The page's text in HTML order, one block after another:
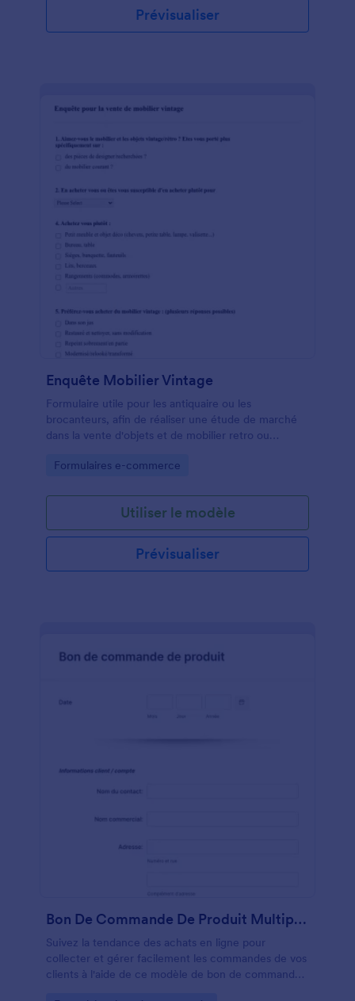
Prévisualiser
Enquête Mobilier Vintage
Formulaire utile pour les antiquaire ou les
brocanteurs, afin de réaliser une étude de marché
dans la vente d'objets et de mobilier retro ou
Go to Category:
Formulaires e-commerce
Utiliser le modèle
Prévisualiser
Bon De Commande De Produit Multipage
Suivez la tendance des achats en ligne pour
collecter et gérer facilement les commandes de vos
clients à l'aide de ce modèle de bon de commande